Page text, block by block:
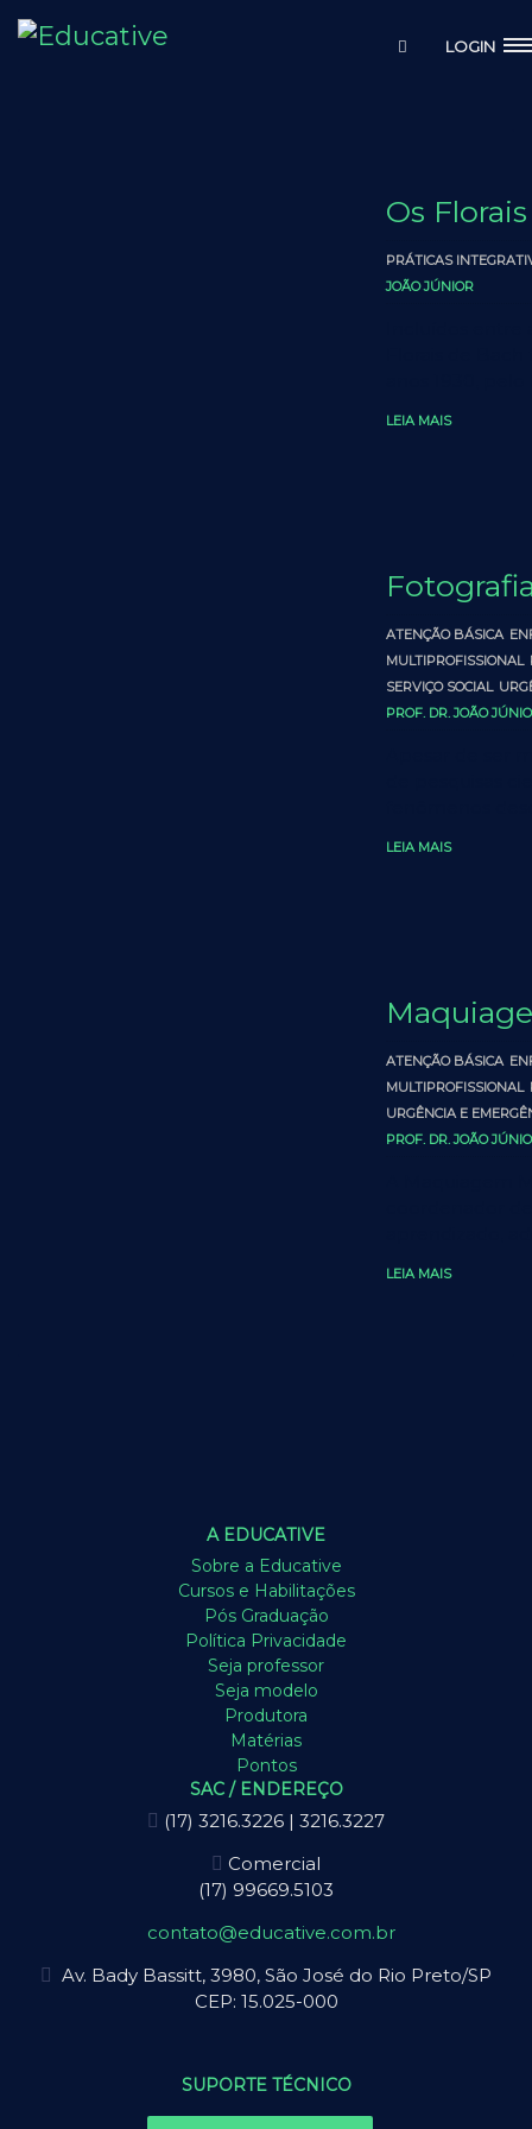
LOGIN
Os
PRÁTICAS
JOÃO JÚNIOR
LEIA MAIS
ATENÇÃO BÁSICA
MULTIPROFISSIONAL
SERVIÇO SOCIAL
PROF. DR. JOÃO
LEIA MAIS
ATENÇÃO BÁSICA
MULTIPROFISSIONAL
URGÊNCIA E
PROF. DR. JOÃO
LEIA MAIS
A EDUCATIVE
Sobre a Educative
Cursos e Habilitações
Pós Graduação
Política Privacidade
Seja professor
Seja modelo
Produtora
Matérias
Pontos
SAC / ENDEREÇO
(17) 3216.3226 | 3216.3227
Comercial
(17) 99669.5103
contato@educative.com.br
Av. Bady Bassitt, 3980, São José do Rio Preto/SP
CEP: 15.025-000
SUPORTE TÉCNICO